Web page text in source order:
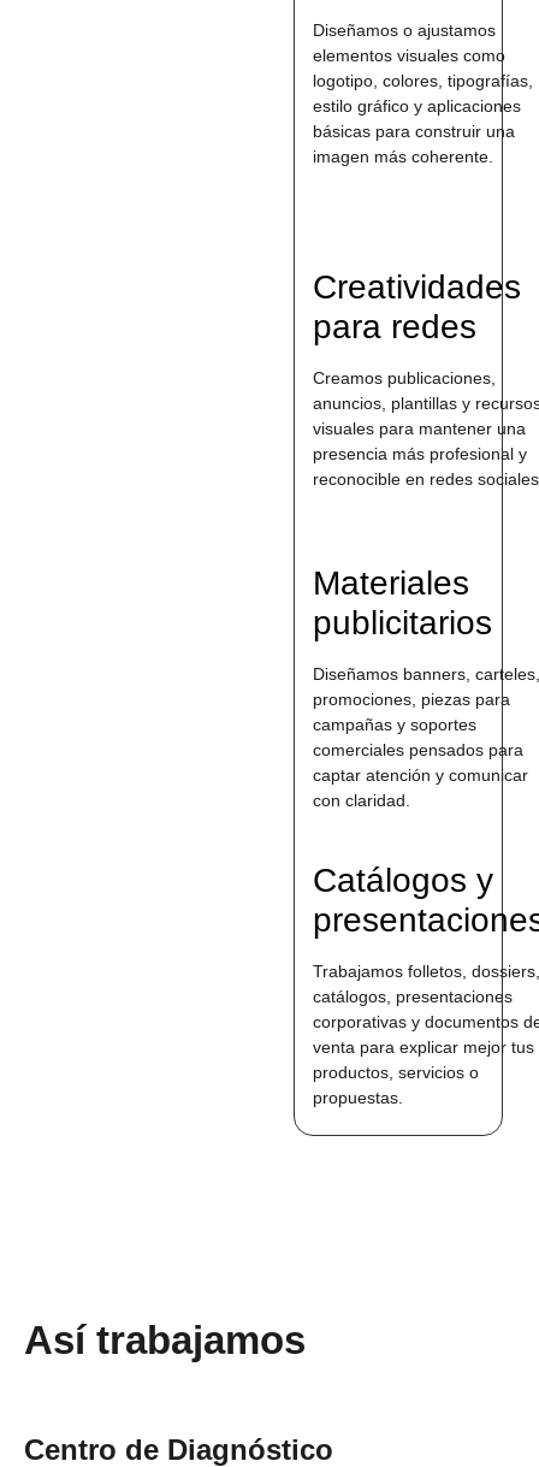
Diseñamos o ajustamos
elementos visuales como
logotipo, colores, tipografías,
estilo gráfico y aplicaciones
básicas para construir una
imagen más coherente.
Creatividades
para redes
Creamos publicaciones,
anuncios, plantillas y
visuales para mantener una
presencia más profesional y
reconocible en redes
Materiales
publicitarios
Diseñamos banners, carteles,
promociones, piezas para
campañas y soportes
comerciales pensados para
captar atención y comunicar
con claridad.
Catálogos y
Trabajamos folletos, dossiers,
catálogos, presentaciones
corporativas y documentos
venta para explicar mejor tus
productos, servicios o
propuestas.
Así trabajamos
Centro de Diagnóstico